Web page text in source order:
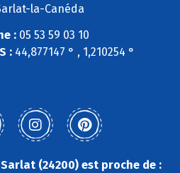
la-Canéda
: 05 53 59 03 10
:44,877147 ° , 1,210254 °
(24200) est proche de :